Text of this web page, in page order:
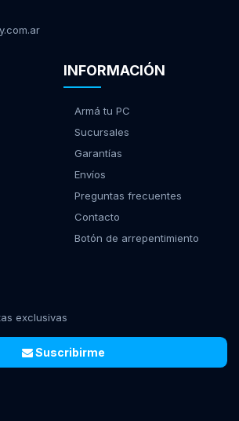
INFORMACIÓN
Armá tu PC
Sucursales
Garantías
Envíos
Preguntas frecuentes
Contacto
Botón de arrepentimiento
exclusivas
Suscribirme